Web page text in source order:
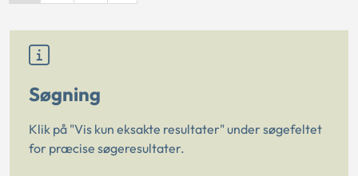
Søgning
Klik på "Vis kun eksakte resultater" under søgefeltet
for præcise søgeresultater.